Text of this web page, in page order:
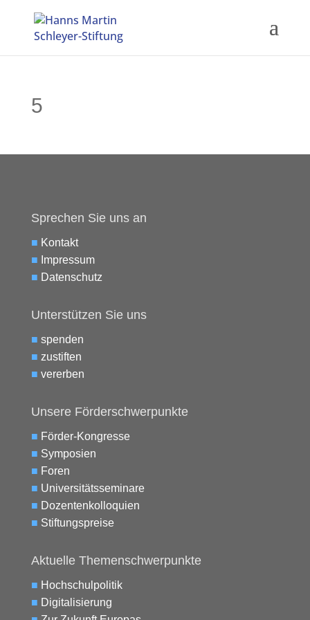
5
Sprechen Sie uns an
■ Kontakt
■ Impressum
■ Datenschutz
Unterstützen Sie uns
■ spenden
■ zustiften
■ vererben
Unsere Förderschwerpunkte
■ Förder-Kongresse
■ Symposien
■ Foren
■ Universitätsseminare
■ Dozentenkolloquien
■ Stiftungspreise
Aktuelle Themenschwerpunkte
■ Hochschulpolitik
■ Digitalisierung